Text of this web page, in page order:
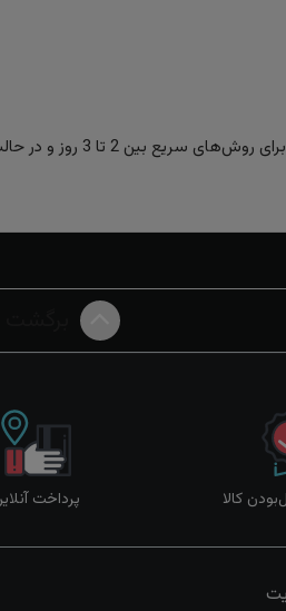
در حالت معمول حدود 7 روز کاری است.
کالا پرداخت